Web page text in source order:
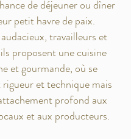
de déjeuner ou dîner
petit havre de paix.
travailleurs et
proposent une cuisine
et gourmande, où se
et technique mais
profond aux
et aux producteurs.